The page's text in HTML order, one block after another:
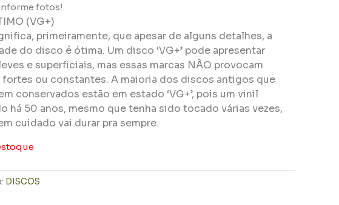
fotos!
(VG+)
primeiramente, que apesar de alguns detalhes, a
do disco é ótima. Um disco ‘VG+’ pode apresentar
e superficiais, mas essas marcas NÃO provocam
fortes ou constantes. A maioria dos discos antigos que
conservados estão em estado ‘VG+’, pois um vinil
há 50 anos, mesmo que tenha sido tocado várias vezes,
cuidado vai durar pra sempre.
DISCOS